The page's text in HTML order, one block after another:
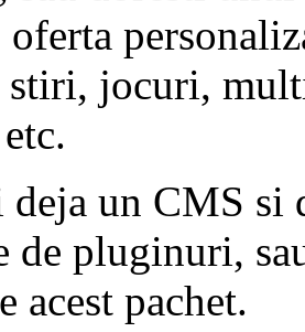
oferta
stiri, jocuri,
deja un CMS si
de pluginuri,
acest pachet.